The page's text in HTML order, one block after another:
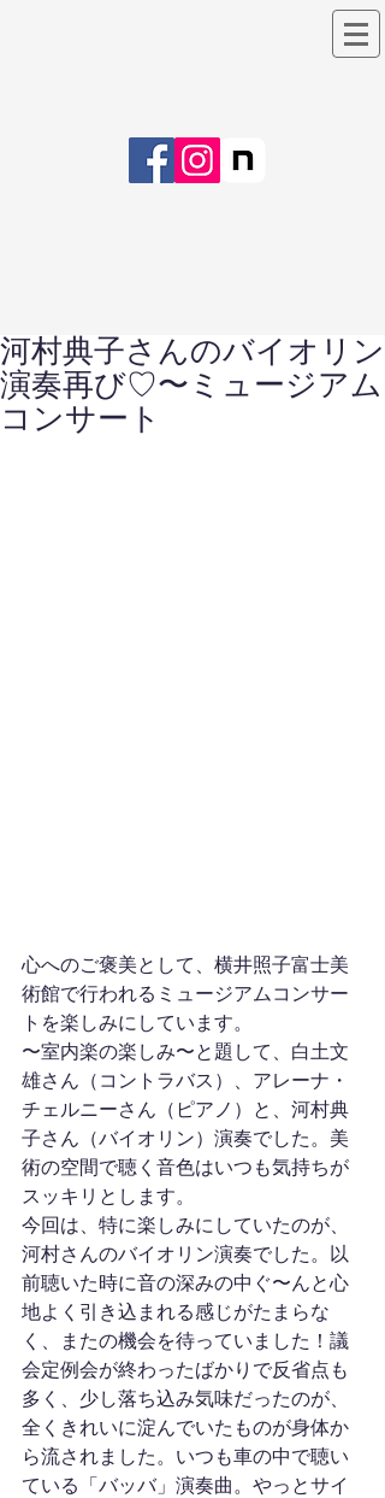
河村典子さんのバイオリン
演奏再び♡〜ミュージアム
コンサート
​心へのご褒美として、横井照子富士美
術館で行われるミュージアムコンサー
トを楽しみにしています。
〜室内楽の楽しみ〜と題して、白土文
雄さん（コントラバス）、アレーナ・
チェルニーさん（ピアノ）と、河村典
子さん（バイオリン）演奏でした。美
術の空間で聴く音色はいつも気持ちが
スッキリとします。
今回は、特に楽しみにしていたのが、
河村さんのバイオリン演奏でした。以
前聴いた時に音の深みの中ぐ〜んと心
地よく引き込まれる感じがたまらな
く、またの機会を待っていました！議
会定例会が終わったばかりで反省点も
多く、少し落ち込み気味だったのが、
全くきれいに淀んでいたものが身体か
ら流されました。いつも車の中で聴い
ている「バッバ」演奏曲。やっとサイ